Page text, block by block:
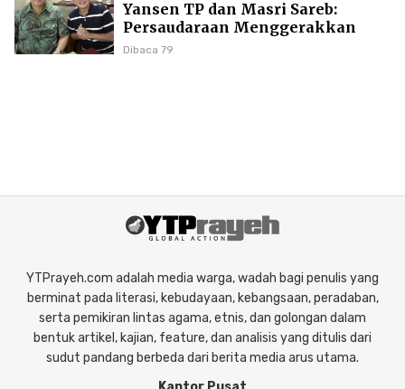
Yansen TP dan Masri Sareb:
Persaudaraan Menggerakkan
Literasi Borneo
Dibaca 79
YTPrayeh.com adalah media warga, wadah bagi penulis yang
berminat pada literasi, kebudayaan, kebangsaan, peradaban,
serta pemikiran lintas agama, etnis, dan golongan dalam
bentuk artikel, kajian, feature, dan analisis yang ditulis dari
sudut pandang berbeda dari berita media arus utama.